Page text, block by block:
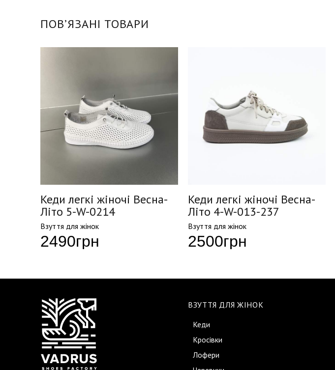
ПОВʼЯЗАНІ ТОВАРИ
Кеди легкі жіночі Весна-
Літо 5-W-0214
Взуття для жінок
2490грн
Кеди легкі жіночі Весна-
Літо 4-W-013-237
Взуття для жінок
2500грн
ВЗУТТЯ ДЛЯ ЖІНОК
Кеди
Кросівки
Лофери